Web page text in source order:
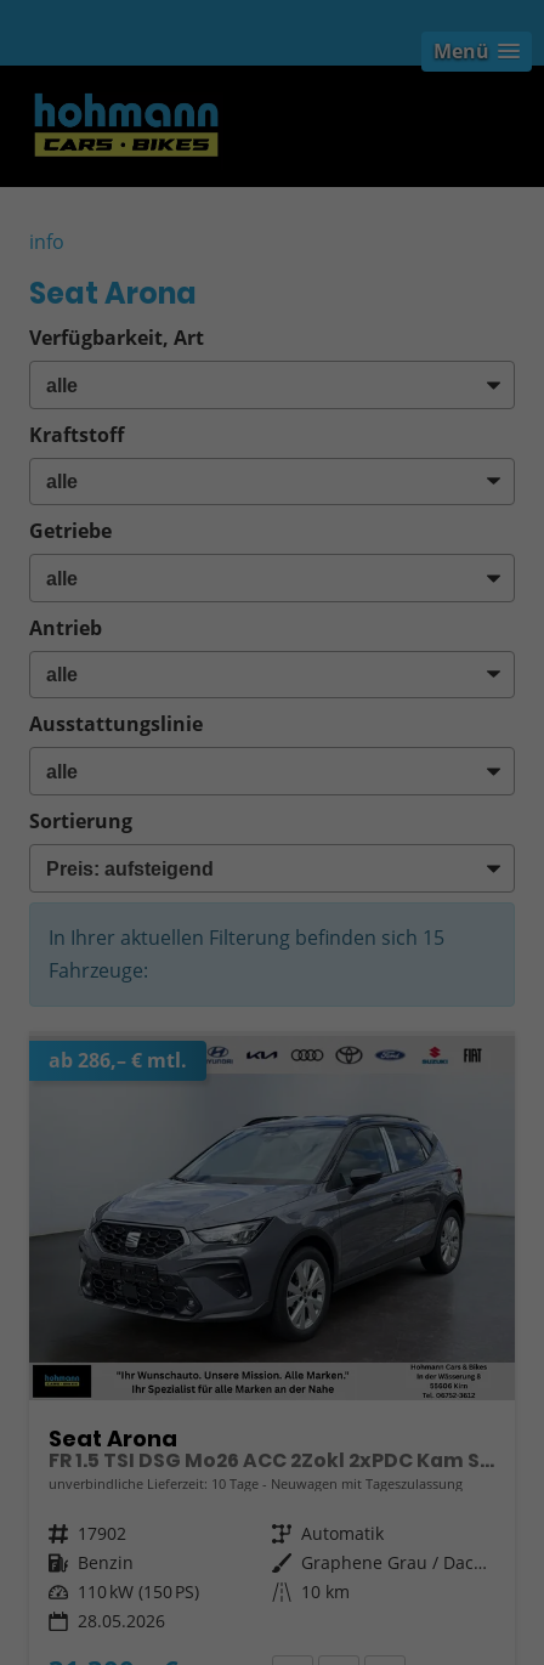
Menü
info
Seat Arona
Verfügbarkeit, Art
Kraftstoff
Getriebe
Antrieb
Ausstattungslinie
Sortierung
In Ihrer aktuellen Filterung befinden sich 15
Fahrzeuge:
ab 286,– € mtl.
Seat Arona
FR 1.5 TSI DSG Mo26 ACC 2Zokl 2xPDC Kam SHZ Full Link
unverbindliche Lieferzeit: 10 Tage Neuwagen mit Tageszulassung
Fahrzeugnr. 17902 Getriebe Automatik
Kraftstoff Benzin Außenfarbe
Graphene Grau / Dach Schwarz
Leistung 110 kW (150 PS) Kilometerstand 10 km
28.05.2026